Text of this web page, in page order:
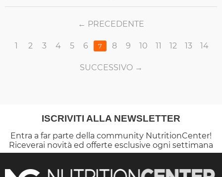
PRECEDENTE
1 2 3 4 5 6 7 8 9 10 11 12 13 14
SUCCESSIVO
ISCRIVITI ALLA NEWSLETTER
Entra a far parte della community NutritionCenter!
Riceverai novità ed offerte esclusive ogni settimana